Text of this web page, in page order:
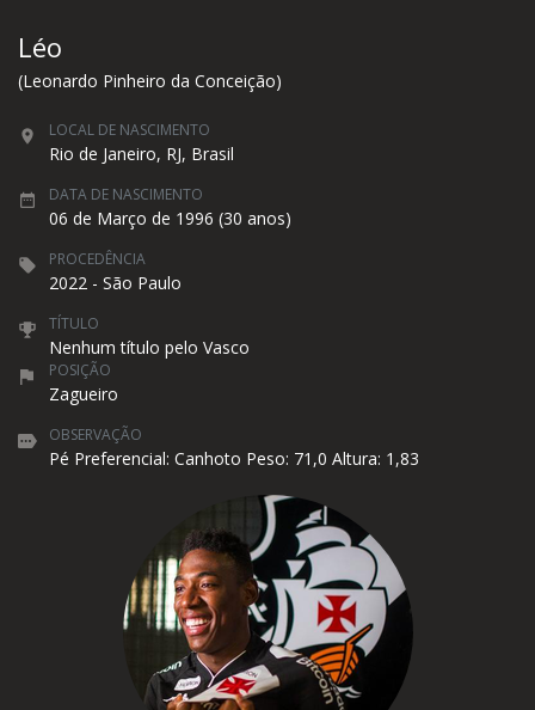
Léo
(Leonardo Pinheiro da Conceição)
LOCAL DE NASCIMENTO
Rio de Janeiro, RJ, Brasil
DATA DE NASCIMENTO
06 de Março de 1996 (30 anos)
PROCEDÊNCIA
2022 - São Paulo
TÍTULO
Nenhum título pelo Vasco
POSIÇÃO
Zagueiro
OBSERVAÇÃO
Pé Preferencial: Canhoto Peso: 71,0 Altura: 1,83